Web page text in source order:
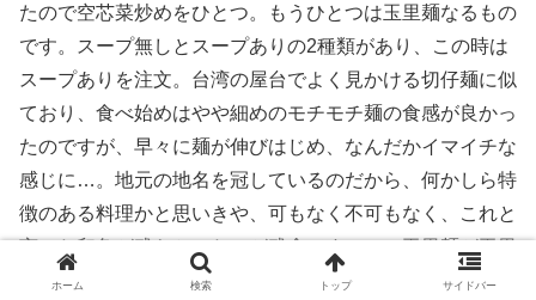
たので空芯菜炒めをひとつ。もうひとつは玉里麺なるもの
です。スープ無しとスープありの2種類があり、この時は
スープありを注文。台湾の屋台でよく見かける切仔麺に似
ており、食べ始めはやや細めのモチモチ麺の食感が良かっ
たのですが、早々に麺が伸びはじめ、なんだかイマイチな
感じに…。地元の地名を冠しているのだから、何かしら特
徴のある料理かと思いきや、可もなく不可もなく、これと
言った印象が残らかったのが残念です。この玉里麺が玉里
の名物であることを私が知ったのは後日のことで、玉里の
ホーム 検索 トップ サイドバー